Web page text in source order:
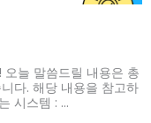
늘 말씀드릴 내용은 총
다. 해당 내용을 참고하
시스템 : ...